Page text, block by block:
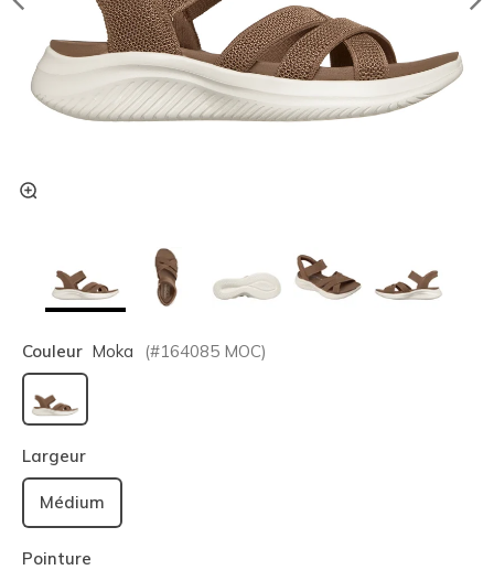
Couleur Moka (#164085 MOC)
sélectionné
Largeur
Médium
Pointure